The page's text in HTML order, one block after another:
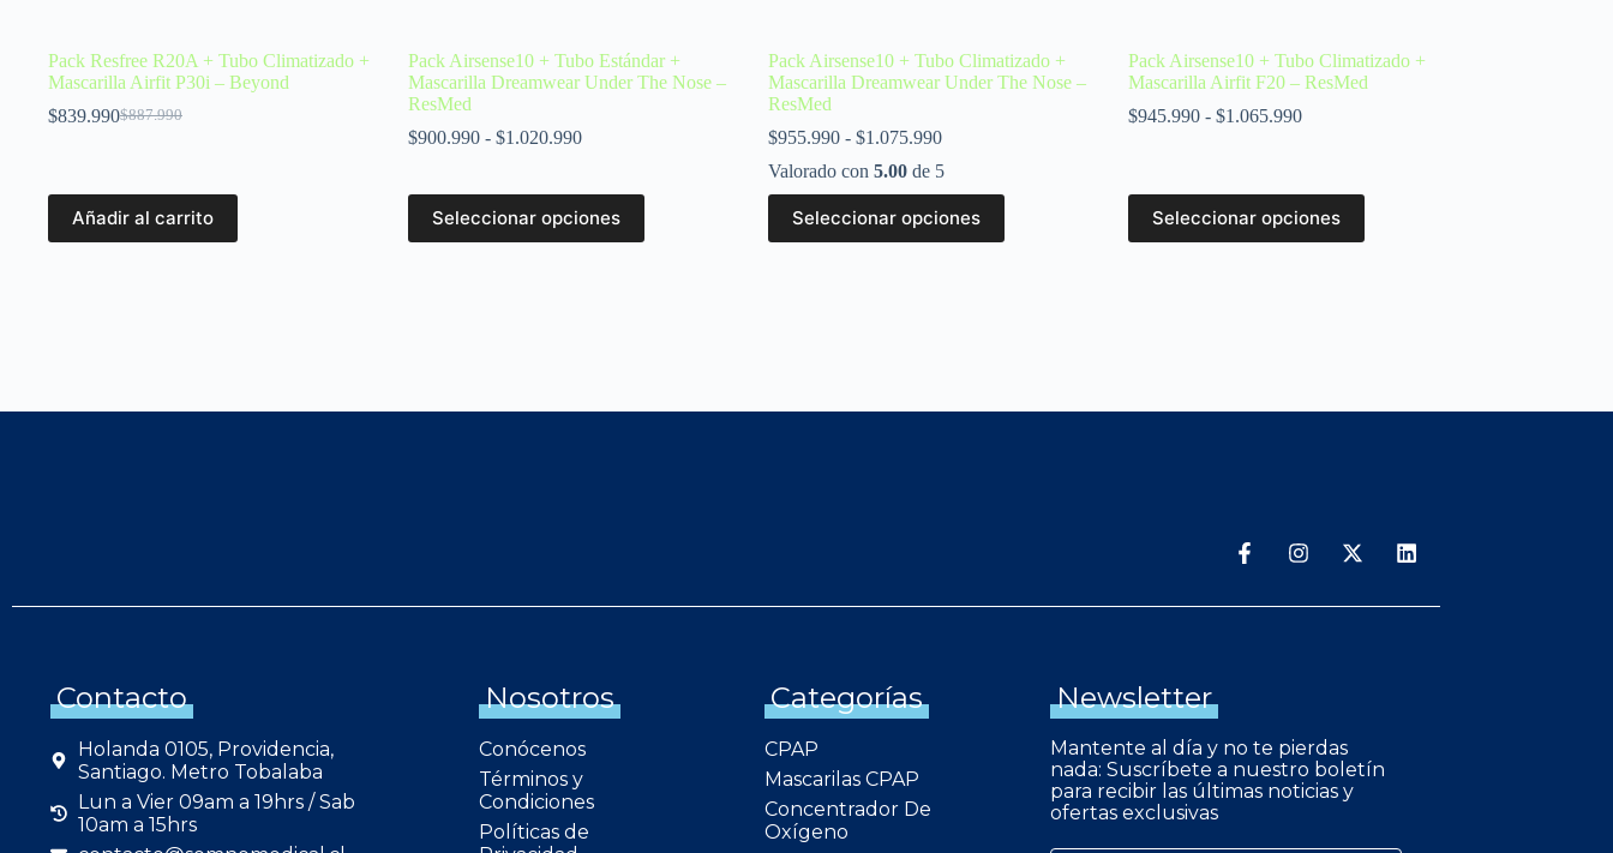
Pack Resfree R20A + Tubo Climatizado +
Mascarilla Airfit P30i – Beyond
$887.990
$839.990
Añadir al carrito
Pack Airsense10 + Tubo Estándar +
Mascarilla Dreamwear Under The Nose –
ResMed
$900.990 - $1.020.990
Seleccionar opciones
Pack Airsense10 + Tubo Climatizado +
Mascarilla Dreamwear Under The Nose –
ResMed
$955.990 - $1.075.990
Valorado con 5.00de 5
Seleccionar opciones
Pack Airsense10 + Tubo Climatizado +
Mascarilla Airfit F20 – ResMed
$945.990 - $1.065.990
Seleccionar opciones
Contacto
Holanda 0105, Providencia,
Santiago. Metro Tobalaba
Lun a Vier 09am a 19hrs / Sab
10am a 15hrs
Nosotros
Conócenos
Términos y
Condiciones
Políticas de
Categorías
CPAP
Mascarilas CPAP
Concentrador De
Oxígeno
Newsletter
Mantente al día y no te pierdas
nada: Suscríbete a nuestro boletín
para recibir las últimas noticias y
ofertas exclusivas